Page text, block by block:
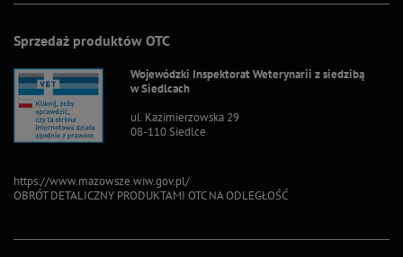
Sprzedaż produktów OTC
Wojewódzki Inspektorat Weterynarii z siedzibą
w Siedlcach
ul. Kazimierzowska 29
08-110 Siedlce
https://www.mazowsze.wiw.gov.pl/
OBRÓT DETALICZNY PRODUKTAMI OTC NA ODLEGŁOŚĆ